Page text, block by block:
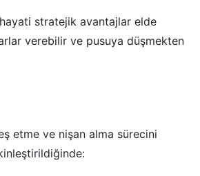
hayati stratejik avantajlar elde
verebilir ve pusuya düşmekten
etme ve nişan alma sürecini